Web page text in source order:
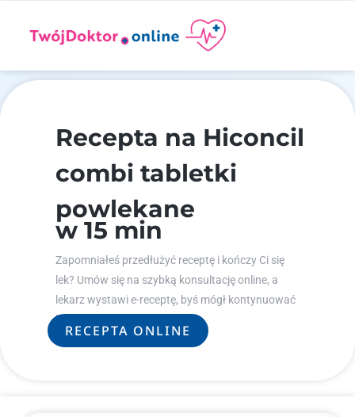
Recepta na Hiconcil
combi tabletki
powlekane
w 15 min
Zapomniałeś przedłużyć receptę i kończy Ci się
lek? Umów się na szybką konsultację online, a
lekarz wystawi e-receptę, byś mógł kontynuować
leczenie.
RECEPTA ONLINE